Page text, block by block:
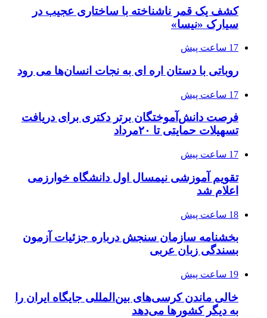
کشف یک قمر ناشناخته با ساختاری عجیب در
سیارک «نیسا»
17 ساعت پیش
روباتی با دستان اره ای به نجات انسان‌ها می رود
17 ساعت پیش
فرصت دانش‌آموختگان برتر دکتری‌ برای دریافت
تسهیلات حمایتی تا ۲۰مرداد
17 ساعت پیش
تقویم آموزشی نیمسال اول دانشگاه خوارزمی
اعلام شد
18 ساعت پیش
بخشنامه سازمان سنجش درباره جزئیات آزمون
بسندگی زبان عربی
19 ساعت پیش
خالی ماندن کرسی‌های بین‌المللی جایگاه ایران را
به دیگر کشورها می‌دهد